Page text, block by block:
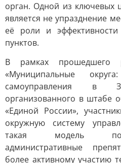
орган. Одной из ключевых
является не упразднение
её роли и
пунктов.
В рамках прошедшего
«Муниципальные
самоуправления в
организованного в штабе
«Единой России»,
окружную систему
такая модель
административные
более активному участию